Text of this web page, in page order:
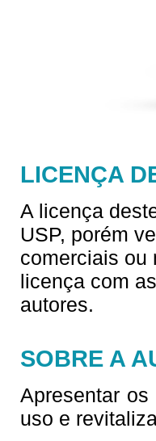
LICENÇA
A licença
USP, porém
comerciais ou
licença com
autores.
SOBRE A
Apresentar
uso e